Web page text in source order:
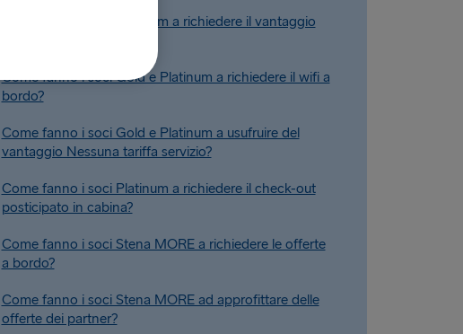
Come fanno i soci Platinum a richiedere il vantaggio
Come fanno i soci Gold e Platinum a richiedere il wifi a
bordo?
Come fanno i soci Gold e Platinum a usufruire del
vantaggio Nessuna tariffa servizio?
Come fanno i soci Platinum a richiedere il check-out
posticipato in cabina?
Come fanno i soci Stena MORE a richiedere le offerte
a bordo?
Come fanno i soci Stena MORE ad approfittare delle
offerte dei partner?